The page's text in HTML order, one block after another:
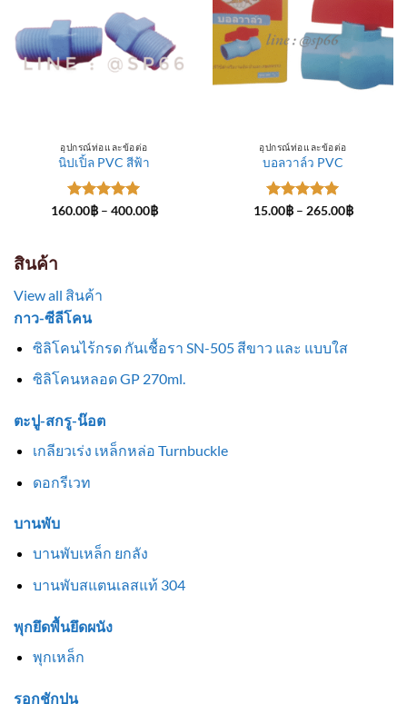
อุปกรณ์ท่อและข้อต่อ
นิปเปิ้ล PVC สีฟ้า
ให้คะแนน
160.00฿ – 400.00฿Price
อุปกรณ์ท่อและข้อต่อ
บอลวาล์ว PVC
ให้คะแนน
15.00฿ – 265.00฿Price
สินค้า
View all สินค้า
กาว-ซีลีโคน
ซิลิโคนไร้กรด กันเชื้อรา SN-505 สีขาว และ แบบใส
ซิลิโคนหลอด GP 270ml.
ตะปู-สกรู-น๊อต
เกลียวเร่ง เหล็กหล่อ Turnbuckle
ดอกรีเวท
บานพับ
บานพับเหล็ก ยกลัง
บานพับสแตนเลสแท้ 304
พุกยึดพื้นยึดผนัง
พุกเหล็ก
รอกชักปูน